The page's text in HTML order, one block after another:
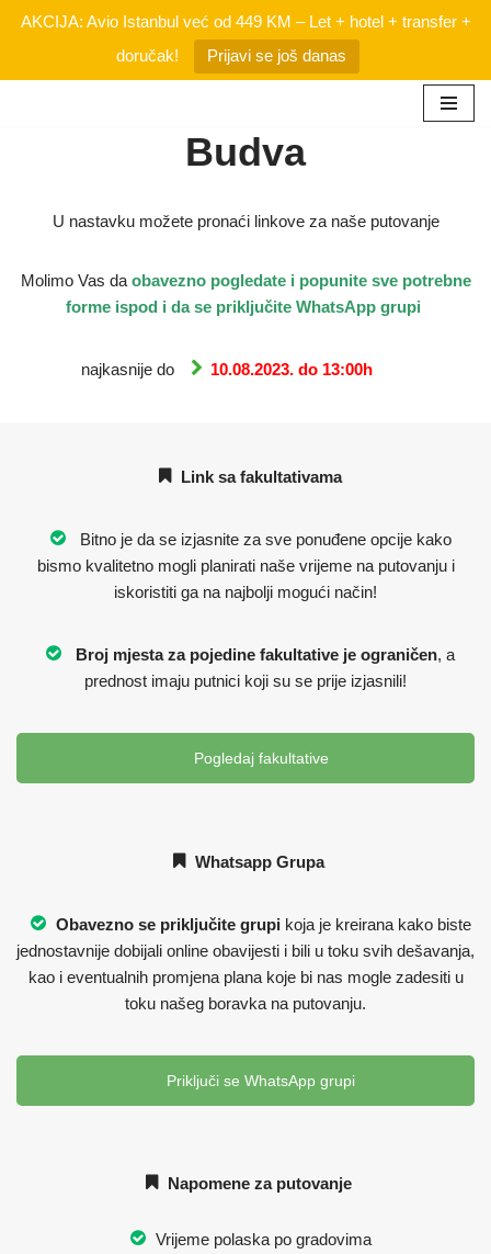
AKCIJA: Avio Istanbul već od 449 KM – Let + hotel + transfer +
doručak!
Prijavi se još danas
Budva
U nastavku možete pronaći linkove za naše putovanje
Molimo Vas da obavezno pogledate i popunite sve potrebne
forme ispod i da se priključite WhatsApp grupi
najkasnije do 10.08.2023. do 13:00h
Link sa fakultativama
Bitno je da se izjasnite za sve ponuđene opcije kako
bismo kvalitetno mogli planirati naše vrijeme na putovanju i
iskoristiti ga na najbolji mogući način!
Broj mjesta za pojedine fakultative je ograničen, a
prednost imaju putnici koji su se prije izjasnili!
Pogledaj fakultative
Whatsapp Grupa
Obavezno se priključite grupikoja je kreirana kako biste
jednostavnije dobijali online obavijesti i bili u toku svih dešavanja,
kao i eventualnih promjena plana koje bi nas mogle zadesiti u
toku našeg boravka na putovanju.
Priključi se WhatsApp grupi
Napomene za putovanje
Vrijeme polaska po gradovima